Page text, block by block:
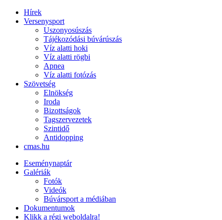
Hírek
Versenysport
Uszonyosúszás
Tájékozódási búvárúszás
Víz alatti hoki
Víz alatti rögbi
Apnea
Víz alatti fotózás
Szövetség
Elnökség
Iroda
Bizottságok
Tagszervezetek
Szintidő
Antidopping
cmas.hu
Eseménynaptár
Galériák
Fotók
Videók
Búvársport a médiában
Dokumentumok
Klikk a régi weboldalra!